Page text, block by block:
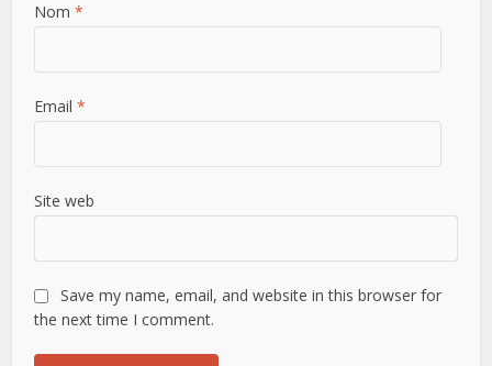
Nom*
Email*
Site web
Save my name, email, and website in this browser for
the next time I comment.